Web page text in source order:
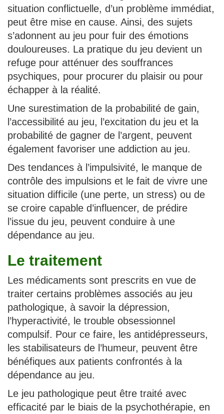
situation conflictuelle, d’un problème immédiat,
peut être mise en cause. Ainsi, des sujets
s’adonnent au jeu pour fuir des émotions
douloureuses. La pratique du jeu devient un
refuge pour atténuer des souffrances
psychiques, pour procurer du plaisir ou pour
échapper à la réalité.
Une surestimation de la probabilité de gain,
l’accessibilité au jeu, l’excitation du jeu et la
probabilité de gagner de l’argent, peuvent
également favoriser une addiction au jeu.
Des tendances à l’impulsivité, le manque de
contrôle des impulsions et le fait de vivre une
situation difficile (une perte, un stress) ou de
se croire capable d’influencer, de prédire
l’issue du jeu, peuvent conduire à une
dépendance au jeu.
Le traitement
Les médicaments sont prescrits en vue de
traiter certains problèmes associés au jeu
pathologique, à savoir la dépression,
l’hyperactivité, le trouble obsessionnel
compulsif. Pour ce faire, les antidépresseurs,
les stabilisateurs de l’humeur, peuvent être
bénéfiques aux patients confrontés à la
dépendance au jeu.
Le jeu pathologique peut être traité avec
efficacité par le biais de la psychothérapie, en